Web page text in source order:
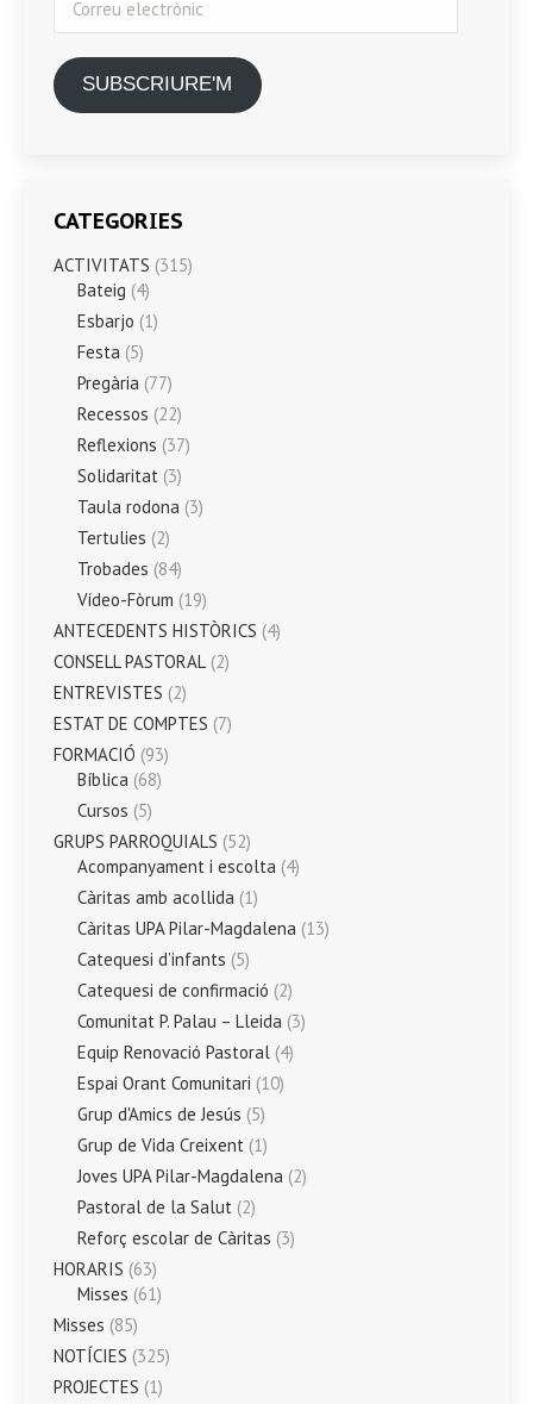
electrònic
SUBSCRIURE'M
CATEGORIES
ACTIVITATS (315)
Bateig (4)
Esbarjo (1)
Festa (5)
Pregària (77)
Recessos (22)
Reflexions (37)
Solidaritat (3)
Taula rodona (3)
Tertulies (2)
Trobades (84)
Vídeo-Fòrum (19)
ANTECEDENTS HISTÒRICS (4)
CONSELL PASTORAL (2)
ENTREVISTES (2)
ESTAT DE COMPTES (7)
FORMACIÓ (93)
Bíblica (68)
Cursos (5)
GRUPS PARROQUIALS (52)
Acompanyament i escolta (4)
Càritas amb acollida (1)
Càritas UPA Pilar-Magdalena (13)
Catequesi d’infants (5)
Catequesi de confirmació (2)
Comunitat P. Palau – Lleida (3)
Equip Renovació Pastoral (4)
Espai Orant Comunitari (10)
Grup d'Amics de Jesús (5)
Grup de Vida Creixent (1)
Joves UPA Pilar-Magdalena (2)
Pastoral de la Salut (2)
Reforç escolar de Càritas (3)
HORARIS (63)
Misses (61)
Misses (85)
NOTÍCIES (325)
PROJECTES (1)